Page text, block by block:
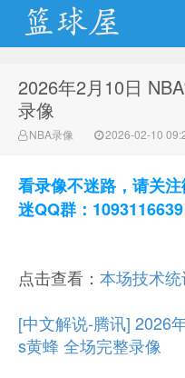
NBA录像网
2026年2月10日
录像
NBA录像 2026-02-10
看录像不迷路，请关
迷QQ群：1093116639
点击查看： 本场技术
[中文解说-腾讯] 2026
s黄蜂 全场完整录像